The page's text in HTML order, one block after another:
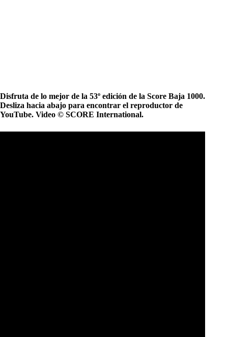
Disfruta de lo mejor de la 53º edición de la Score Baja 1000.
Desliza hacia abajo para encontrar el reproductor de
YouTube. Video © SCORE International.